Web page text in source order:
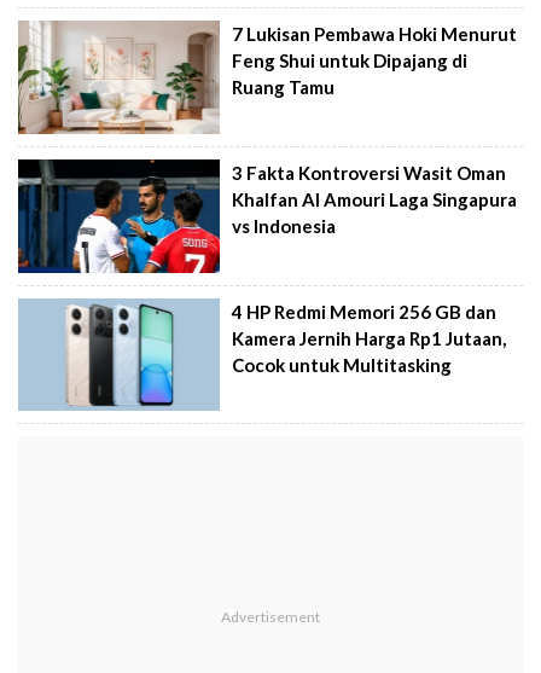
7 Lukisan Pembawa Hoki Menurut
Feng Shui untuk Dipajang di
Ruang Tamu
3 Fakta Kontroversi Wasit Oman
Khalfan Al Amouri Laga Singapura
vs Indonesia
4 HP Redmi Memori 256 GB dan
Kamera Jernih Harga Rp1 Jutaan,
Cocok untuk Multitasking